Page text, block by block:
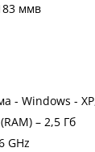
ммв
- Windows -
– 2,5 Гб
GHz